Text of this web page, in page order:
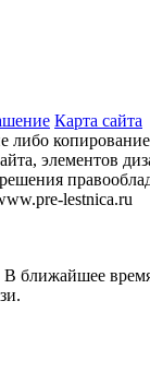
Карта сайта
либо
элементов
lestnica.ru
В ближайшее